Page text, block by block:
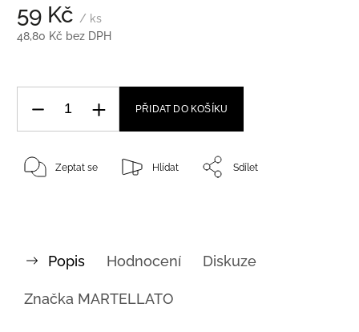
59 Kč / ks
48,80 Kč bez DPH
PŘIDAT DO KOŠÍKU
Zeptat se Hlídat Sdílet
Popis Hodnocení Diskuze
Značka MARTELLATO